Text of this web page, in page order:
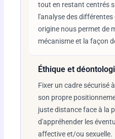
tout en restant centrés
l'analyse des
origine nous permet de
mécanisme et la façon
Éthique et
Fixer un cadre sécurisé
son propre
juste distance face à la
d'appréhender les
affective et/ou sexuelle.